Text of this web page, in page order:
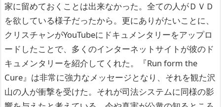
家に留めておくことは出来なかった。全ての人がＤＶＤ
を欲している様子だったから。更にありがたいことに、
クリスチャンがYouTubeにドキュメンタリーをアップロ
ードしたことで、多くのインターネットサイトが彼のド
キュメンタリーを紹介してくれた。『Run form the
Cure』は非常に強力なメッセージとなり、それを観た沢
山の人が衝撃を受けた。それが司法システムに同様の影